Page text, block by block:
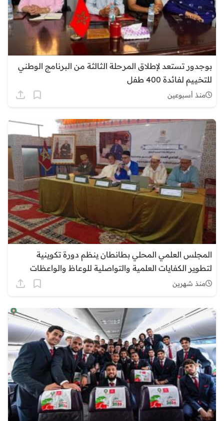
بوجدور تستعد لإطلاق المرحلة الثالثة من البرنامج الوطني
للتخييم لفائدة 400 طفل
منذ أسبوعين
المجلس العلمي المحلي بطانطان ينظم دورة تكوينية
لتطوير الكفايات العلمية والتواصلية للوعاظ والواعظات
منذ شهرين